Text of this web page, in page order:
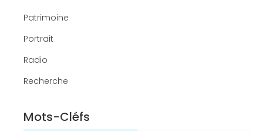
Patrimoine
Portrait
Radio
Recherche
Mots-Cléfs